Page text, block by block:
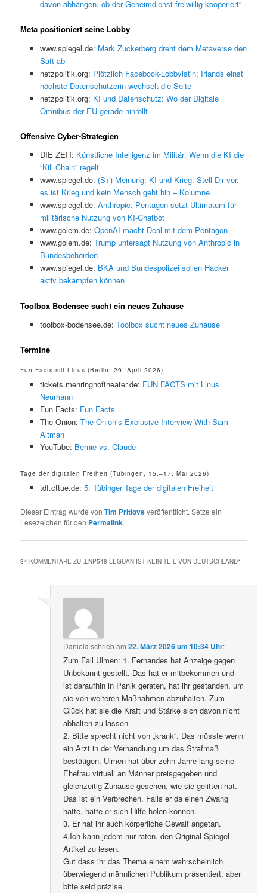
davon abhängen, ob der Geheimdienst freiwillig kooperiert“
Meta positioniert seine Lobby
www.spiegel.de: Mark Zuckerberg dreht dem Metaverse den
Saft ab
netzpolitik.org: Plötzlich Facebook-Lobbyistin: Irlands einst
höchste Datenschützerin wechselt die Seite
netzpolitik.org: KI und Datenschutz: Wo der Digitale
Omnibus der EU gerade hinrollt
Offensive Cyber-Strategien
DIE ZEIT: Künstliche Intelligenz im Militär: Wenn die KI die
“Kill Chain” regelt
www.spiegel.de: (S+) Meinung: KI und Krieg: Stell Dir vor,
es ist Krieg und kein Mensch geht hin – Kolumne
www.spiegel.de: Anthropic: Pentagon setzt Ultimatum für
militärische Nutzung von KI-Chatbot
www.golem.de: OpenAI macht Deal mit dem Pentagon
www.golem.de: Trump untersagt Nutzung von Anthropic in
Bundesbehörden
www.spiegel.de: BKA und Bundespolizei sollen Hacker
aktiv bekämpfen können
Toolbox Bodensee sucht ein neues Zuhause
toolbox-bodensee.de: Toolbox sucht neues Zuhause
Termine
Fun Facts mit Linus (Berlin, 29. April 2026)
tickets.mehringhoftheater.de: FUN FACTS mit Linus
Neumann
Fun Facts: Fun Facts
The Onion: The Onion’s Exclusive Interview With Sam
Altman
YouTube: Bernie vs. Claude
Tage der digitalen Freiheit (Tübingen, 15.–17. Mai 2026)
tdf.cttue.de: 5. Tübinger Tage der digitalen Freiheit
Dieser Eintrag wurde vonTim Pritloveveröffentlicht. Setze ein
Lesezeichen für den Permalink.
34 KOMMENTARE ZU „LNP548 LEGUAN IST KEIN TEIL VON DEUTSCHLAND“
Daniela schriebam22. März 2026 um 10:34 Uhr:
Zum Fall Ulmen: 1. Fernandes hat Anzeige gegen
Unbekannt gestellt. Das hat er mitbekommen und
ist daraufhin in Panik geraten, hat ihr gestanden, um
sie von weiteren Maßnahmen abzuhalten. Zum
Glück hat sie die Kraft und Stärke sich davon nicht
abhalten zu lassen.
2. Bitte sprecht nicht von „krank“. Das müsste wenn
ein Arzt in der Verhandlung um das Strafmaß
bestätigen. Ulmen hat über zehn Jahre lang seine
Ehefrau virtuell an Männer preisgegeben und
gleichzeitig Zuhause gesehen, wie sie gelitten hat.
Das ist ein Verbrechen. Falls er da einen Zwang
hatte, hätte er sich Hilfe holen können.
3. Er hat ihr auch körperliche Gewalt angetan.
4.Ich kann jedem nur raten, den Original Spiegel-
Artikel zu lesen.
Gut dass ihr das Thema einem wahrscheinlich
überwiegend männlichen Publikum präsentiert, aber
bitte seid präzise.